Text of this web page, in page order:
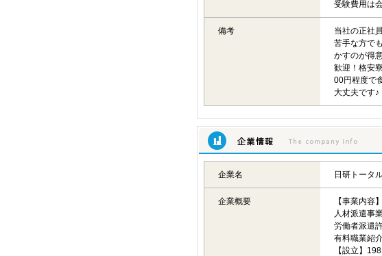
受験費用は
備考
当社の正社
苦手な方で
かすのが得
歓迎！格安
00円程度で
大丈夫です♪
企業名
日研トータ
企業概要
【事業内容】
人材派遣事
労働者派遣
有料職業紹
【設立】